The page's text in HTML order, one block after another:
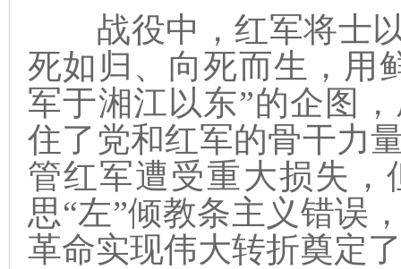
战役中，红军将士以
死如归、向死而生，用
军于湘江以东”的企图
住了党和红军的骨干力
管红军遭受重大损失
思“左”倾教条主义错误
革命实现伟大转折奠定